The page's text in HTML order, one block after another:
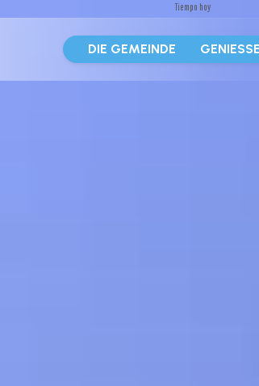
Tiempo hoy
DIE GEMEINDE